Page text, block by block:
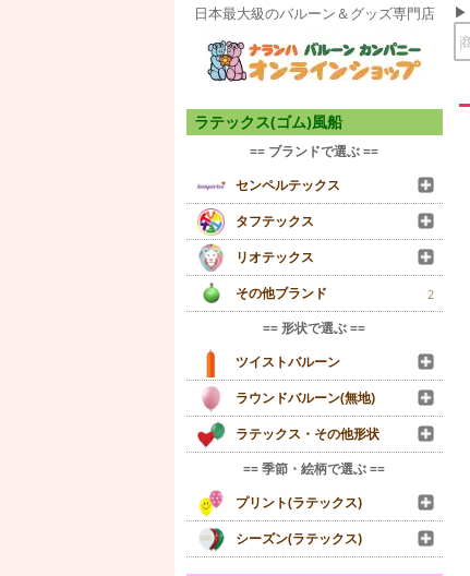
日本最大級のバルーン＆グッズ専門店
ラテックス(ゴム)風船
== ブランドで選ぶ ==
センペルテックス
タフテックス
リオテックス
その他ブランド
2
== 形状で選ぶ ==
ツイストバルーン
ラウンドバルーン(無地)
ラテックス・その他形状
== 季節・絵柄で選ぶ ==
プリント(ラテックス)
シーズン(ラテックス)